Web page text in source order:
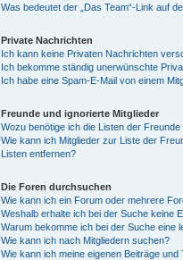
Was bedeutet der „Das Team“-Link auf
Private Nachrichten
Ich kann keine Privaten Nachrichten
Ich bekomme ständig unerwünschte
Ich habe eine Spam-E-Mail von einem
Freunde und ignorierte Mitglieder
Wozu benötige ich die Listen der
Wie kann ich Mitglieder zur Liste der
Listen entfernen?
Die Foren durchsuchen
Wie kann ich ein Forum oder mehrere
Weshalb erhalte ich bei der Suche keine
Warum bekomme ich bei der Suche eine
Wie kann ich nach Mitgliedern suchen?
Wie kann ich meine eigenen Beiträge und